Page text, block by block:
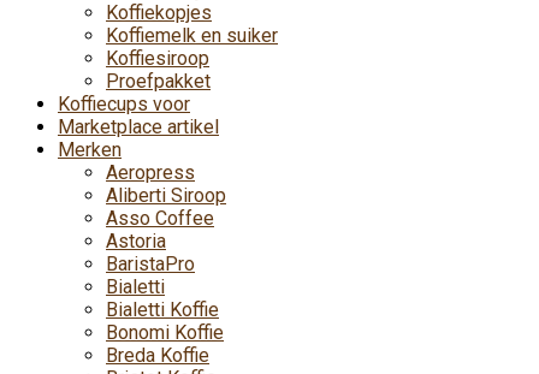
Koffiekopjes
Koffiemelk en suiker
Koffiesiroop
Proefpakket
Koffiecups voor
Marketplace artikel
Merken
Aeropress
Aliberti Siroop
Asso Coffee
Astoria
BaristaPro
Bialetti
Bialetti Koffie
Bonomi Koffie
Breda Koffie